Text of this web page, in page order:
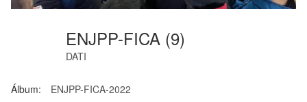
ENJPP-FICA (9)
DATI
Álbum: ENJPP-FICA-2022